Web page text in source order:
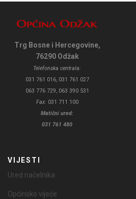
Trg Bosne i Hercegovine,
76290 Odžak
Telefonska centrala:
031 761 016, 031 761 027
063 776 729, 063 390 531
Fax: 031 711 100
Matični ured:
031 761 480
VIJESTI
Ured načelnika
Općinsko vijeće